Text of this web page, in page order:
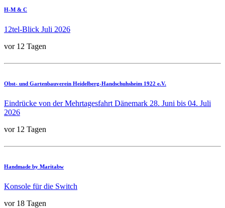
H-M & C
12tel-Blick Juli 2026
vor 12 Tagen
Obst- und Gartenbauverein Heidelberg-Handschuhsheim 1922 e.V.
Eindrücke von der Mehrtagesfahrt Dänemark 28. Juni bis 04. Juli
2026
vor 12 Tagen
Handmade by Maritabw
Konsole für die Switch
vor 18 Tagen